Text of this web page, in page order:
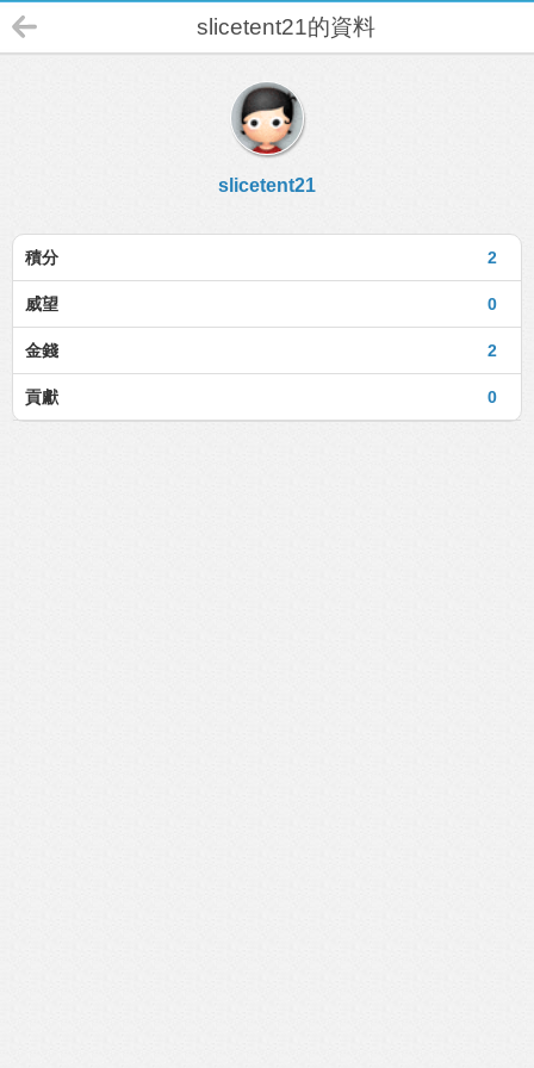
slicetent21的資料
slicetent21
2
積分
0
威望
2
金錢
0
貢獻